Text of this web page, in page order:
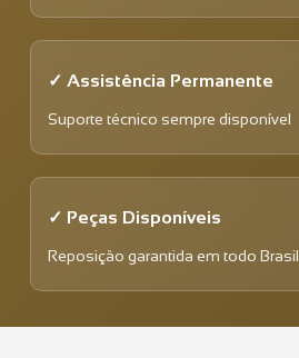
✓ Assistência Permanente
Suporte técnico sempre disponível
✓ Peças Disponíveis
Reposição garantida em todo Brasil